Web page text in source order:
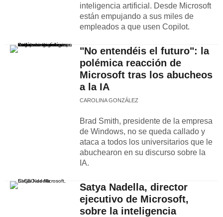
inteligencia artificial. Desde Microsoft
están empujando a sus miles de
empleados a que usen Copilot.
"No entendéis el futuro": la
polémica reacción de
Microsoft tras los abucheos
a la IA
CAROLINA GONZÁLEZ
Brad Smith, presidente de la empresa
de Windows, no se queda callado y
ataca a todos los universitarios que le
abuchearon en su discurso sobre la
IA.
Satya Nadella, director
ejecutivo de Microsoft,
sobre la inteligencia